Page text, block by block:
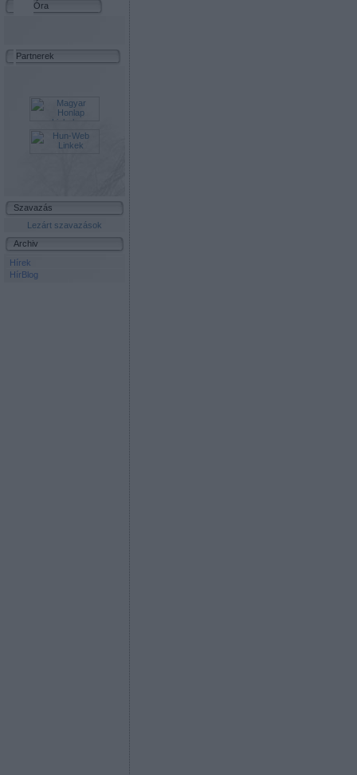
Óra
Partnerek
Szavazás
Lezárt szavazások
Archiv
Hírek
HírBlog